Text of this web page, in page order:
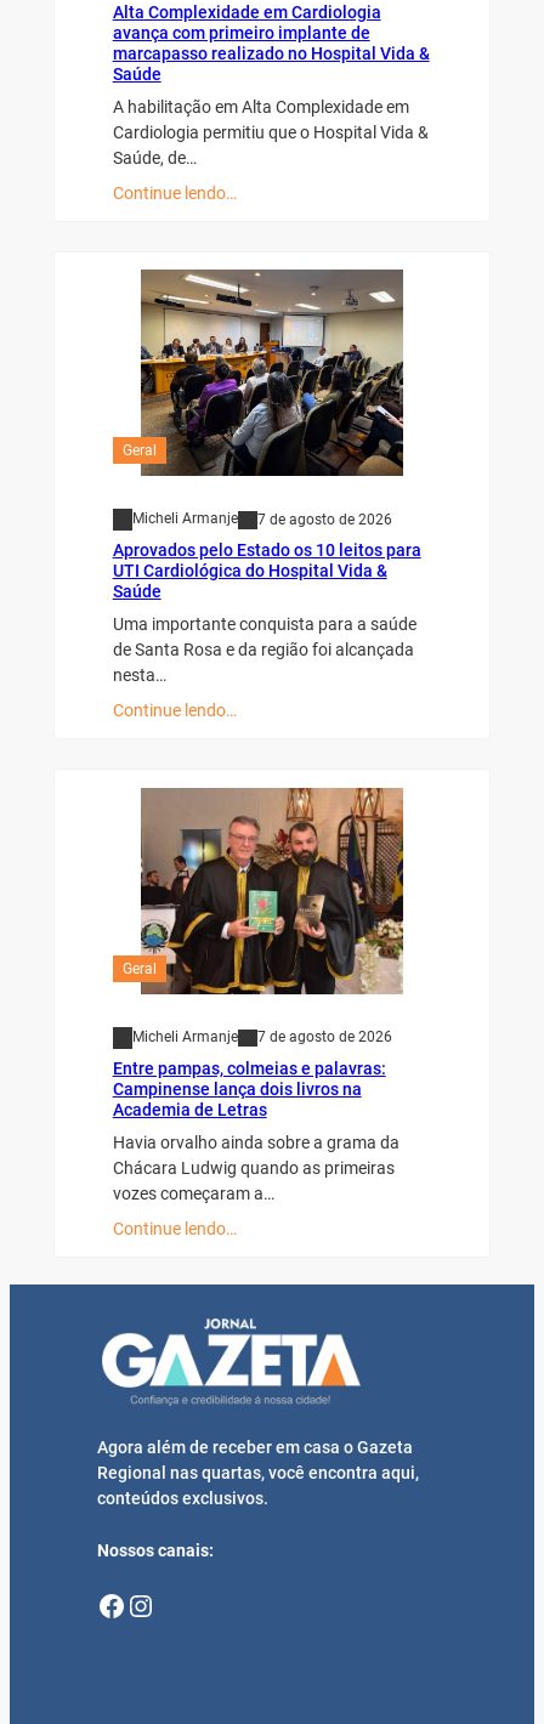
Alta Complexidade em Cardiologia
avança com primeiro implante de
marcapasso realizado no Hospital Vida &
Saúde
A habilitação em Alta Complexidade em
Cardiologia permitiu que o Hospital Vida &
Saúde, de…
Continue lendo…
Geral
Micheli Armanje 7 de agosto de 2026
Aprovados pelo Estado os 10 leitos para
UTI Cardiológica do Hospital Vida &
Saúde
Uma importante conquista para a saúde
de Santa Rosa e da região foi alcançada
nesta…
Continue lendo…
Geral
Micheli Armanje 7 de agosto de 2026
Entre pampas, colmeias e palavras:
Campinense lança dois livros na
Academia de Letras
Havia orvalho ainda sobre a grama da
Chácara Ludwig quando as primeiras
vozes começaram a…
Continue lendo…
Agora além de receber em casa o Gazeta
Regional nas quartas, você encontra aqui,
conteúdos exclusivos.
Nossos canais:
Facebook Instagram